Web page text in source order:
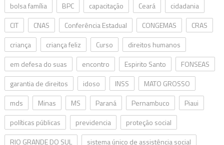
bolsa família
BPC capacitação Ceará
cidadania
CIT
CNAS Conferência Estadual CONGEMAS
CRAS
criança
criança feliz Curso
direitos humanos
em defesa do suas
encontro Espirito Santo
FONSEAS
garantia de direitos
idoso INSS
MATO GROSSO
mds
Minas MS Paraná Pernambuco
Piaui
políticas públicas
previdencia
proteção social
RIO GRANDE DO SUL
sistema único de assistência social